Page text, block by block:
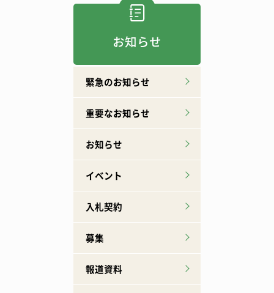
お知らせ
緊急のお知らせ
重要なお知らせ
お知らせ
イベント
入札契約
募集
報道資料